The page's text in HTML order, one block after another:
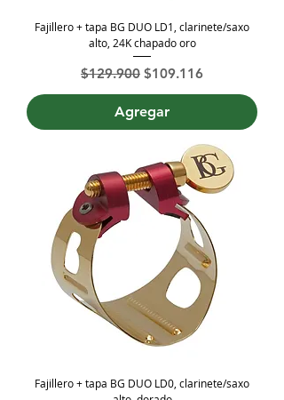
Fajillero + tapa BG DUO LD1, clarinete/saxo
alto, 24K chapado oro
Precio
$129.900 Precio de oferta
$109.116
Agregar
Fajillero + tapa BG DUO LD0, clarinete/saxo